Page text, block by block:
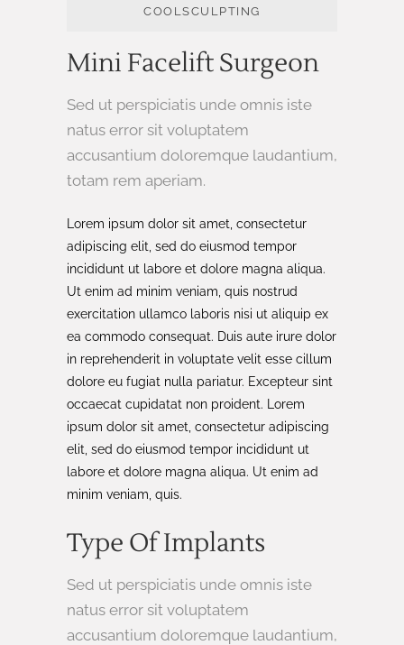
COOLSCULPTING
Mini Facelift Surgeon
Sed ut perspiciatis unde omnis iste
natus error sit voluptatem
accusantium doloremque laudantium,
totam rem aperiam.
Lorem ipsum dolor sit amet, consectetur
adipiscing elit, sed do eiusmod tempor
incididunt ut labore et dolore magna aliqua.
Ut enim ad minim veniam, quis nostrud
exercitation ullamco laboris nisi ut aliquip ex
ea commodo consequat. Duis aute irure dolor
in reprehenderit in voluptate velit esse cillum
dolore eu fugiat nulla pariatur. Excepteur sint
occaecat cupidatat non proident. Lorem
ipsum dolor sit amet, consectetur adipiscing
elit, sed do eiusmod tempor incididunt ut
labore et dolore magna aliqua. Ut enim ad
minim veniam, quis.
Type Of Implants
Sed ut perspiciatis unde omnis iste
natus error sit voluptatem
accusantium doloremque laudantium,